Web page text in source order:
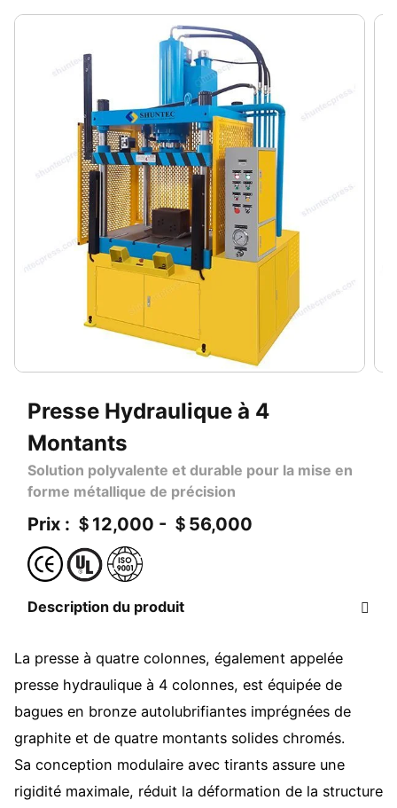
Presse Hydraulique à 4
Montants
Solution polyvalente et durable pour la mise en
forme métallique de précision
Prix : ＄12,000 - ＄56,000
Description du produit
La presse à quatre colonnes, également appelée
presse hydraulique à 4 colonnes, est équipée de
bagues en bronze autolubrifiantes imprégnées de
graphite et de quatre montants solides chromés.
Sa conception modulaire avec tirants assure une
rigidité maximale, réduit la déformation de la structure